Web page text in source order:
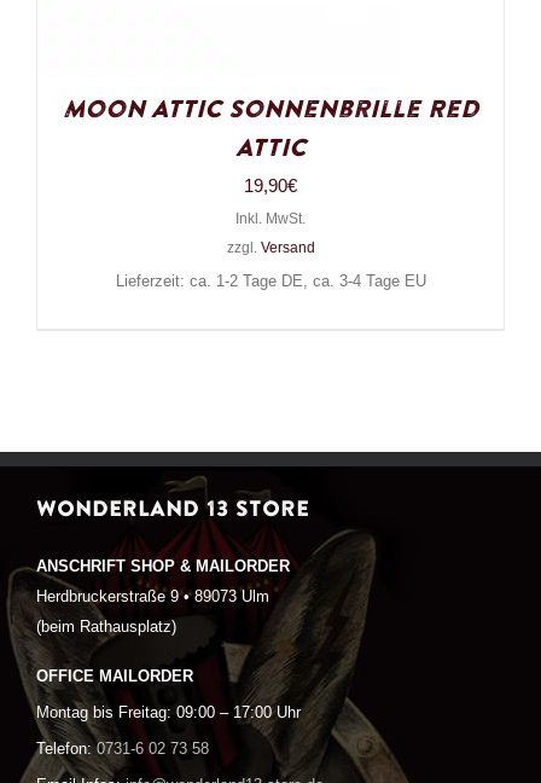
Moon Attic Sonnenbrille Red
Attic
19,90€
Inkl. MwSt.
zzgl. Versand
Lieferzeit: ca. 1-2 Tage DE, ca. 3-4 Tage EU
WONDERLAND 13 STORE
ANSCHRIFT SHOP & MAILORDER
Herdbruckerstraße 9 • 89073 Ulm
(beim Rathausplatz)
OFFICE MAILORDER
Montag bis Freitag: 09:00 – 17:00 Uhr
Telefon: 0731-6 02 73 58